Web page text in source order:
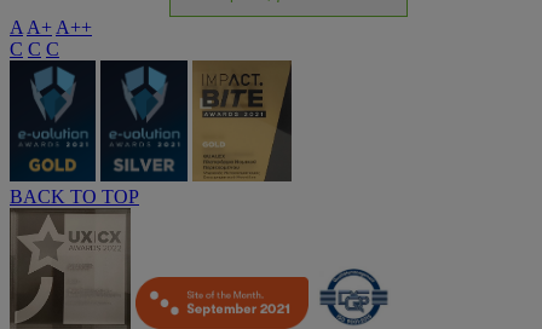
A A+ A++
C C C
BACK TO TOP